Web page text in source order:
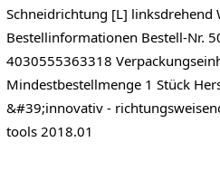
Schneidrichtung [L] linksdrehend
Bestellinformationen Bestell-Nr.
4030555363318
Mindestbestellmenge 1 Stück
&#39;innovativ -
tools 2018.01